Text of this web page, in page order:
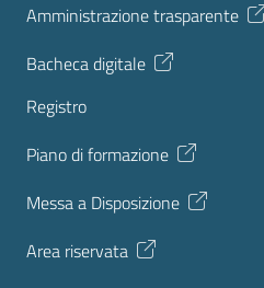
Amministrazione trasparente
Bacheca digitale
Registro
Piano di formazione
Messa a Disposizione
Area riservata